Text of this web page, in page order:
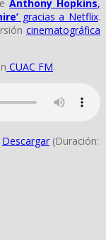
Anthony Hopkins,
gracias a Netflix.
cinematográfica
CUAC FM.
Descargar (Duración: